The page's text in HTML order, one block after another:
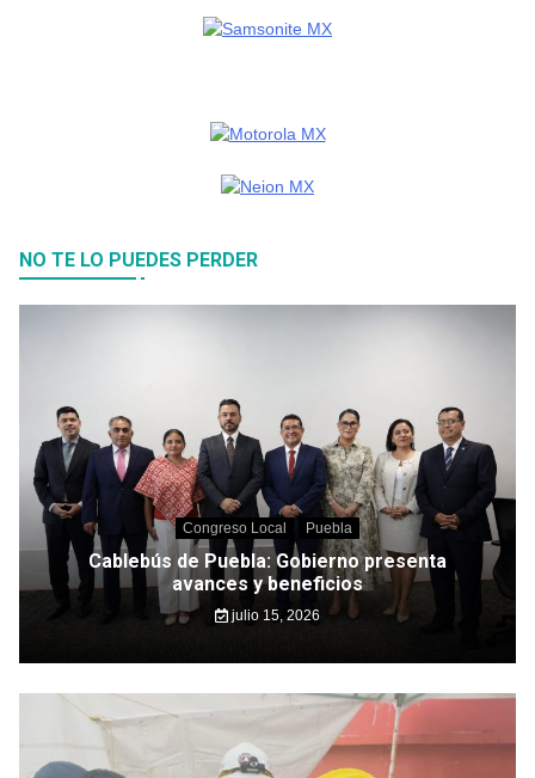
NO TE LO PUEDES PERDER
Congreso Local Puebla
Cablebús de Puebla: Gobierno presenta
avances y beneficios
julio 15, 2026